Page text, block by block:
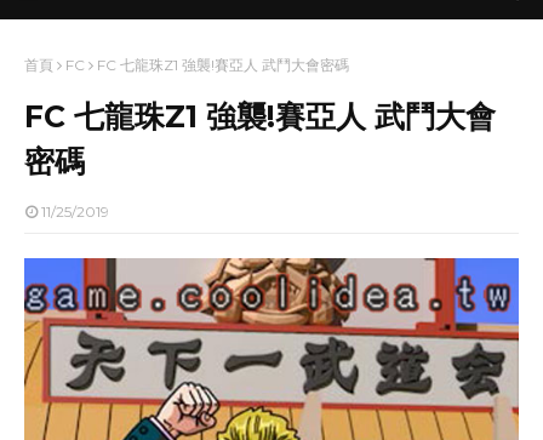
首頁 FC FC 七龍珠Z1 強襲!賽亞人 武鬥大會密碼
FC 七龍珠Z1 強襲!賽亞人 武鬥大會
密碼
11/25/2019